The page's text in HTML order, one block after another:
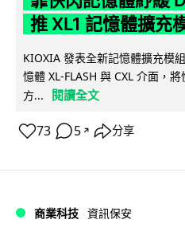
推 XL1 記憶體擴充
KIOXIA 發表全新記憶體擴充模
憶體 XL-FLASH 與 CXL 介面，
方...
閱讀全文
73 5 ↗ 分享
商業科技 資訊保安